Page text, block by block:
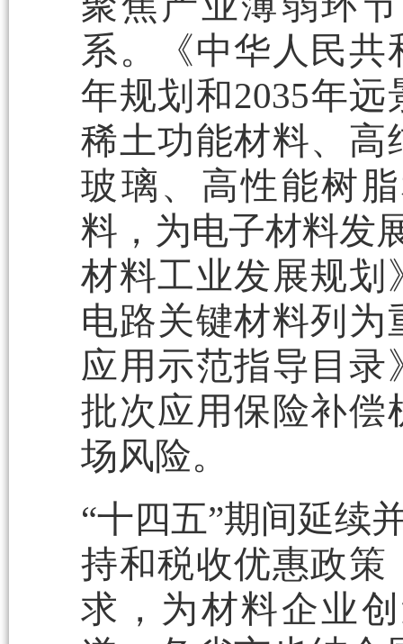
系。《中华人民
年规划和2035年
稀土功能材料、高
玻璃、高性能树
料，为电子材料发
材料工业发展规划
电路关键材料列
应用示范指导目
批次应用保险补偿
场风险。
“十四五”期间延续
持和税收优惠政策
求，为材料企业